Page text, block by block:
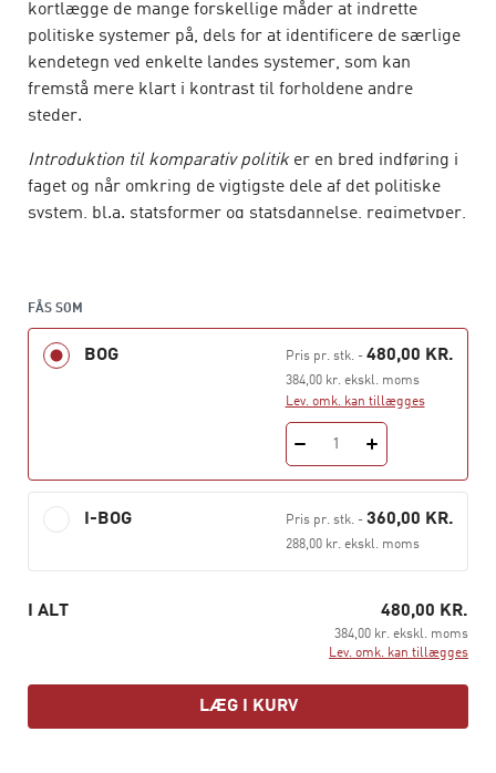
kortlægge de mange forskellige måder at indrette
politiske systemer på, dels for at identificere de særlige
kendetegn ved enkelte landes systemer, som kan
fremstå mere klart i kontrast til forholdene andre
steder.
Introduktion til komparativ politiker en bred indføring i
faget og når omkring de vigtigste dele af det politiske
system, bl.a. statsformer og statsdannelse, regimetyper,
demokratiseringsprocesser og autokratier. De
forskellige temaer konkretiseres igennem en række
Bogen er redigeret af Julie Hassing Nielsen (KU),
Michael Seeberg (SDU) og Jakob Tolstrup (AU) og har
bidrag fra en række forskere på tværs af de danske
statskundskabsmiljøer.
FÅS SOM
BOG Pris pr. stk.- 480,00 KR.
384,00 kr. ekskl. moms
Lev. omk. kan tillægges
1
I-BOG Pris pr. stk.- 360,00 KR.
288,00 kr. ekskl. moms
I ALT 480,00 KR.
384,00 kr. ekskl. moms
Lev. omk. kan tillægges
LÆG I KURV